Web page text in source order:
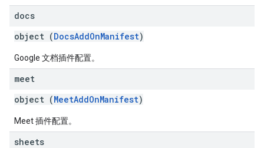
docs
object (DocsAddOnManifest)
Google 文档插件配置。
meet
object (MeetAddOnManifest)
Meet 插件配置。
sheets